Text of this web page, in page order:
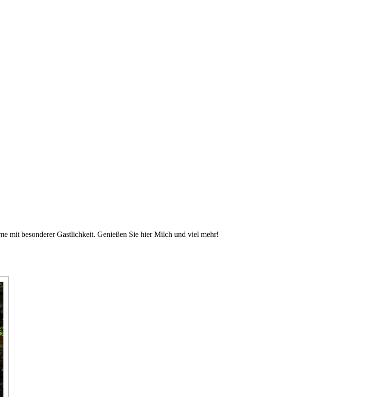
mit besonderer Gastlichkeit. Genießen Sie hier Milch und viel mehr!